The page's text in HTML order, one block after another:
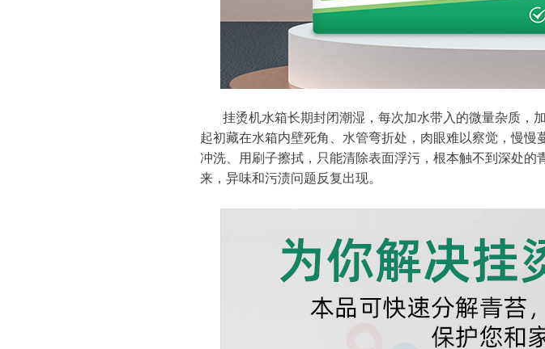
挂烫机水箱长期封闭潮湿，每次加水带入的微量杂质，
起初藏在水箱内壁死角、水管弯折处，肉眼难以察觉，慢
冲洗、用刷子擦拭，只能清除表面浮污，根本触不到深处
来，异味和污渍问题反复出现。